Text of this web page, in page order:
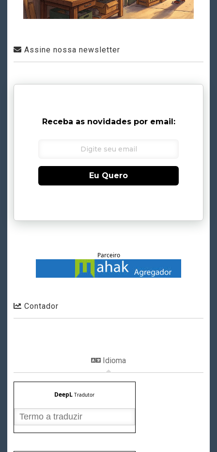
Assine nossa newsletter
Receba as novidades por email:
Eu Quero
Parceiro
Contador
Idioma
DeepL Tradutor